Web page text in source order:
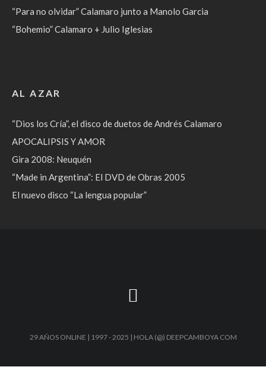
“Para no olvidar” Calamaro junto a Manolo Garcia
“Bohemio” Calamaro + Julio Iglesias
AL AZAR
“Dios los Cría”, el disco de duetos de Andrés Calamaro
APOCALIPSIS Y AMOR
Gira 2008: Neuquén
“Made in Argentina”: El DVD de Obras 2005
El nuevo disco “La lengua popular”
29 AÑOS ONLINE | 1997 - 2025 | HOLA (@) DEEPCAMBOYA COM